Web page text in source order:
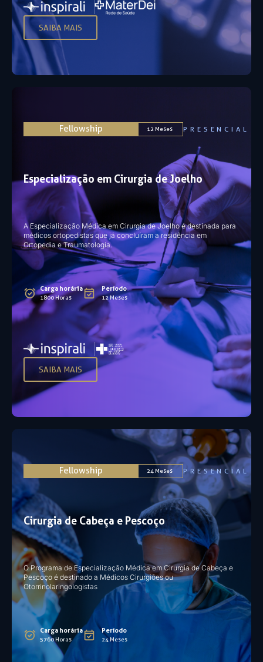
SAIBA MAIS
Especialização em Cirurgia de Joelho
A Especialização Médica em Cirurgia de Joelho é destinada para
médicos ortopedistas que já concluíram a residência em
Ortopedia e Traumatologia.
Carga horária
1800 Horas
Período
12 Meses
Fellowship 12 Meses PRESENCIAL
SAIBA MAIS
Cirurgia de Cabeça e Pescoço
O Programa de Especialização Médica em Cirurgia de Cabeça e
Pescoço é destinado a Médicos Cirurgiões ou
Otorrinolaringologistas
Carga horária
5760 Horas
Período
24 Meses
Fellowship 24 Meses PRESENCIAL